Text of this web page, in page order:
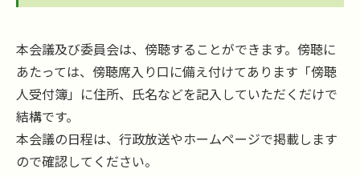
本会議及び委員会は、傍聴することができます。傍聴に
あたっては、傍聴席入り口に備え付けてあります「傍聴
人受付簿」に住所、氏名などを記入していただくだけで
結構です。
本会議の日程は、行政放送やホームページで掲載します
ので確認してください。